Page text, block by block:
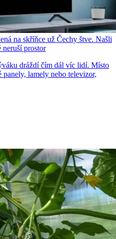
na skříňce už Čechy štve. Našli
neruší prostor
dráždí čím dál víc lidí. Místo
lamely nebo televizor,